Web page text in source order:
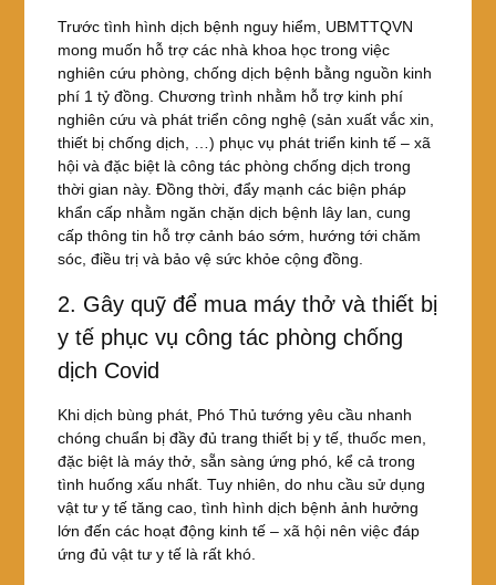
Trước tình hình dịch bệnh nguy hiểm, UBMTTQVN
mong muốn hỗ trợ các nhà khoa học trong việc
nghiên cứu phòng, chống dịch bệnh bằng nguồn kinh
phí 1 tỷ đồng. Chương trình nhằm hỗ trợ kinh phí
nghiên cứu và phát triển công nghệ (sản xuất vắc xin,
thiết bị chống dịch, …) phục vụ phát triển kinh tế – xã
hội và đặc biệt là công tác phòng chống dịch trong
thời gian này. Đồng thời, đẩy mạnh các biện pháp
khẩn cấp nhằm ngăn chặn dịch bệnh lây lan, cung
cấp thông tin hỗ trợ cảnh báo sớm, hướng tới chăm
sóc, điều trị và bảo vệ sức khỏe cộng đồng.
2. Gây quỹ để mua máy thở và thiết bị
y tế phục vụ công tác phòng chống
dịch Covid
Khi dịch bùng phát, Phó Thủ tướng yêu cầu nhanh
chóng chuẩn bị đầy đủ trang thiết bị y tế, thuốc men,
đặc biệt là máy thở, sẵn sàng ứng phó, kể cả trong
tình huống xấu nhất. Tuy nhiên, do nhu cầu sử dụng
vật tư y tế tăng cao, tình hình dịch bệnh ảnh hưởng
lớn đến các hoạt động kinh tế – xã hội nên việc đáp
ứng đủ vật tư y tế là rất khó.